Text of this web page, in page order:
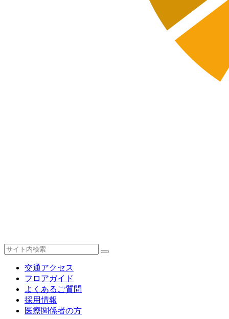
交通アクセス
フロアガイド
よくあるご質問
採用情報
医療関係者の方